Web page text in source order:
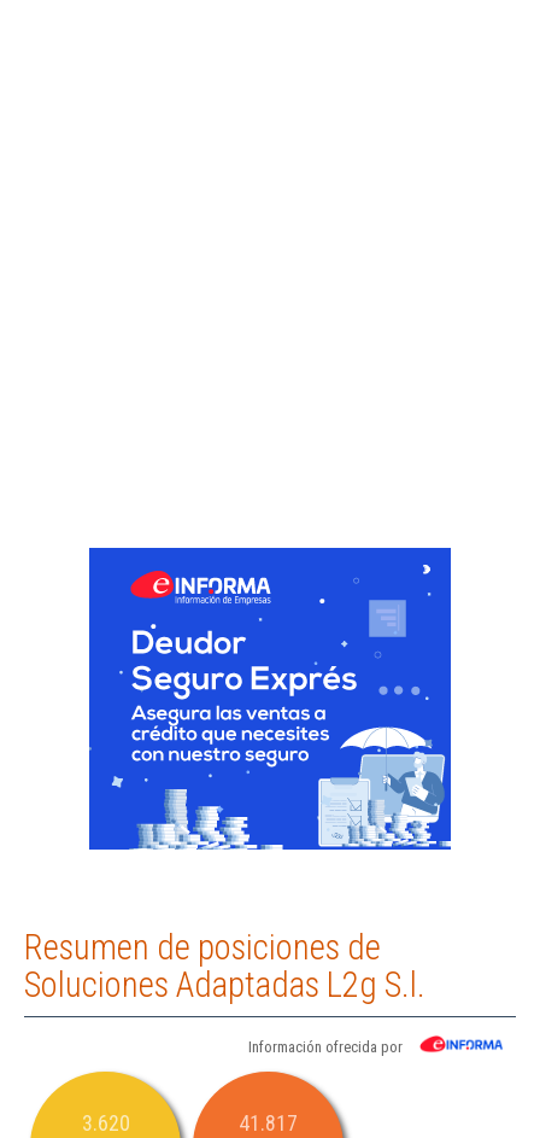
Resumen de posiciones de
Soluciones Adaptadas L2g S.l.
Información ofrecida por
3.620 41.817